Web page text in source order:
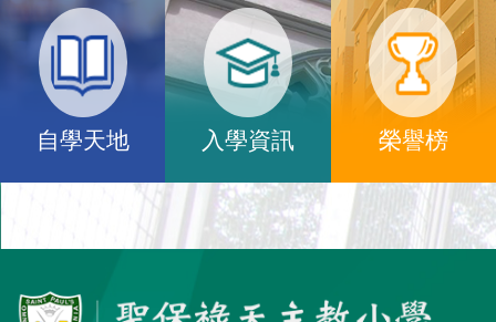
自學天地 入學資訊 榮譽榜